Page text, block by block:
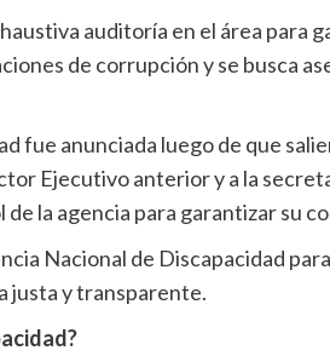
auditoría en el área
de corrupción y se busca
fue anunciada luego de que
Ejecutivo anterior y a la
la agencia para garantizar su
Nacional de Discapacidad
justa y transparente.